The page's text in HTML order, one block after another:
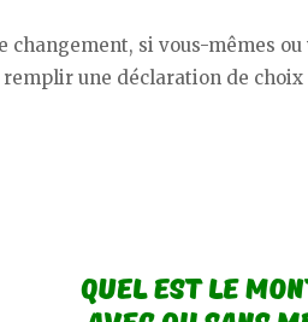
changement, si vous-mêmes
remplir une déclaration de